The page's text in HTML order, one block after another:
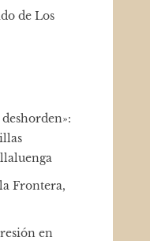
de Los
Frontera,
en